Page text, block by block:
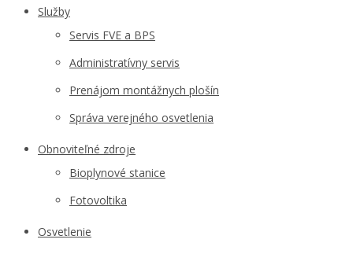
Služby
Servis FVE a BPS
Administratívny servis
Prenájom montážnych plošín
Správa verejného osvetlenia
Obnoviteľné zdroje
Bioplynové stanice
Fotovoltika
Osvetlenie